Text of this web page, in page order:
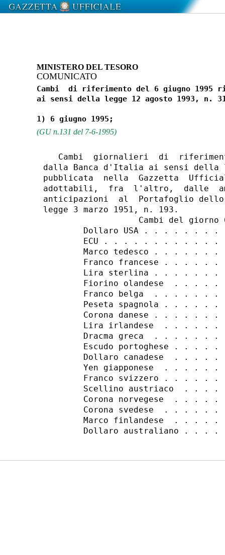
MINISTERO DEL TESORO
COMUNICATO
Cambi  di riferimento del 6 giugno
(GU n.131 del 7-6-1995)
Cambi  giornalieri  di
dalla Banca d'Italia ai sensi della
pubblicata  nella  Gazzetta
adottabili,  fra  l'altro,  dalle
anticipazioni  al  Portafoglio
legge 3 marzo 1951, n. 193.
Cambi del giorno
Dollaro USA . . . . . . . .
ECU . . . . . . . . . . . .
Marco tedesco . . . . . . .
Franco francese . . . . . .
Lira sterlina . . . . . . .
Fiorino olandese  . . . . .
Franco belga  . . . . . . .
Peseta spagnola . . . . . .
Corona danese . . . . . . .
Lira irlandese  . . . . . .
Dracma greca  . . . . . . .
Escudo portoghese . . . . .
Dollaro canadese  . . . . .
Yen giapponese  . . . . . .
Franco svizzero . . . . . .
Scellino austriaco  . . . .
Corona norvegese  . . . . .
Corona svedese  . . . . . .
Marco finlandese  . . . . .